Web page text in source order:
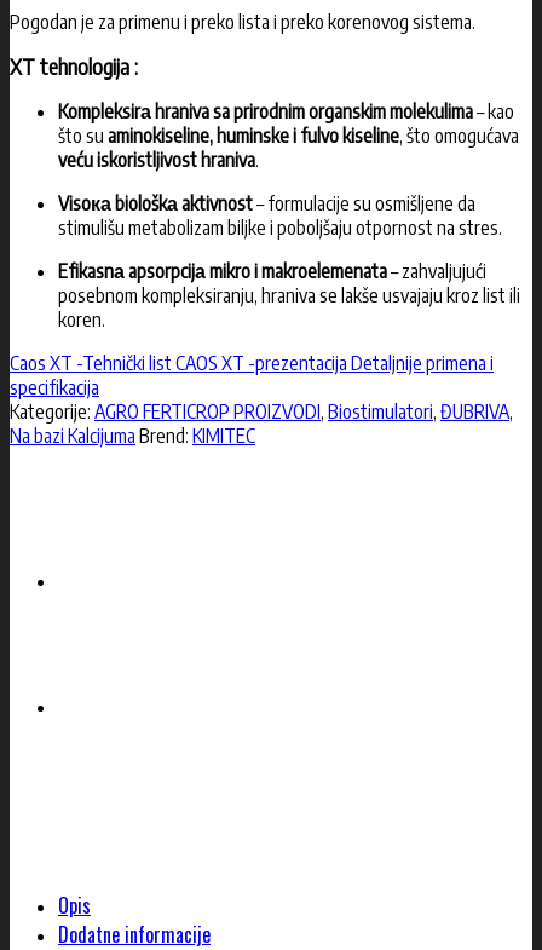
Pogodan je za primenu i preko lista i preko korenovog sistema.
XT tehnologija :
Kompleksirа hraniva sa prirodnim organskim molekulima– kao
što su aminokiseline, huminske i fulvo kiseline, što omogućava
veću iskoristljivost hraniva.
Visoка biološkа aktivnost– formulacije su osmišljene da
stimulišu metabolizam biljke i poboljšaju otpornost na stres.
Efikasnа apsorpcijа mikro i makroelemenata– zahvaljujući
posebnom kompleksiranju, hraniva se lakše usvajaju kroz list ili
koren.
Caos XT -Tehnički list CAOS XT -prezentacija Detaljnije primena i
specifikacija
Kategorije: AGRO FERTICROP PROIZVODI, Biostimulatori, ĐUBRIVA,
Na bazi Kalcijuma Brend: KIMITEC
Opis
Dodatne informacije